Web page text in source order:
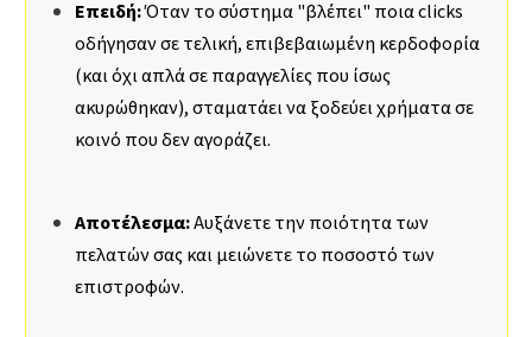
Επειδή:Όταν το σύστημα "βλέπει" ποια clicks
οδήγησαν σε τελική, επιβεβαιωμένη κερδοφορία
(και όχι απλά σε παραγγελίες που ίσως
ακυρώθηκαν), σταματάει να ξοδεύει χρήματα σε
κοινό που δεν αγοράζει.
Αποτέλεσμα:Αυξάνετε την ποιότητα των
πελατών σας και μειώνετε το ποσοστό των
επιστροφών.